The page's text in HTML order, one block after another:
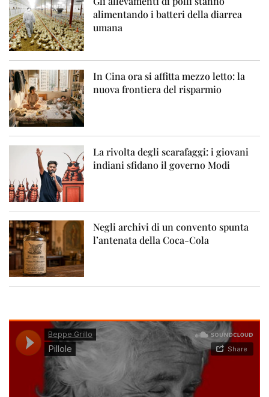
alimentando i batteri della diarrea
umana
In Cina ora si affitta mezzo letto: la
nuova frontiera del risparmio
La rivolta degli scarafaggi: i giovani
indiani sfidano il governo Modi
Negli archivi di un convento spunta
l’antenata della Coca-Cola